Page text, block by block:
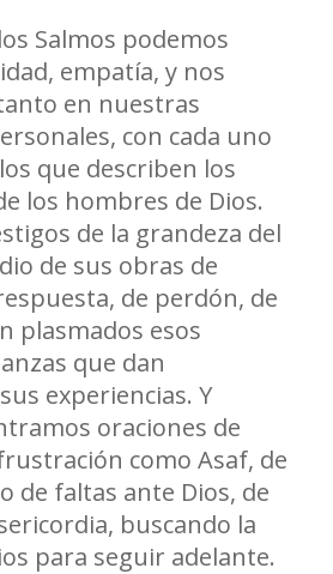
Salmos podemos
empatía, y nos
en nuestras
con cada uno
que describen los
los hombres de Dios.
de la grandeza del
de sus obras de
de perdón, de
plasmados esos
que dan
experiencias. Y
oraciones de
como Asaf, de
de faltas ante Dios, de
buscando la
para seguir adelante.